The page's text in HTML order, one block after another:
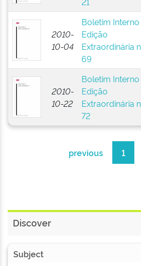
2010-
10-04
Boletim
Edição
Extraordinária
69
2010-
10-22
Boletim
Edição
Extraordinária
72
previous 1
Discover
Subject